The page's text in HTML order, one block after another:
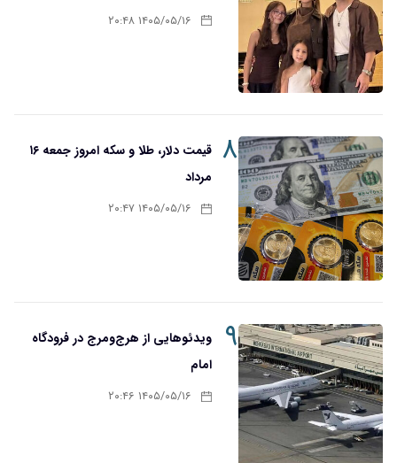
۱۴۰۵/۰۵/۱۶ ۲۰:۴۸
۸
قیمت دلار، طلا و سکه امروز جمعه ۱۶
مرداد
۱۴۰۵/۰۵/۱۶ ۲۰:۴۷
۹
ویدئوهایی از هرج‌ومرج در فرودگاه
امام
۱۴۰۵/۰۵/۱۶ ۲۰:۴۶